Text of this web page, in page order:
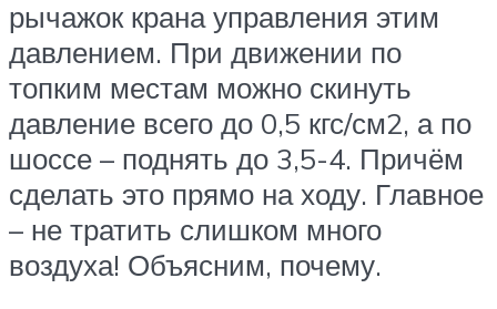
рычажок крана управления этим
давлением. При движении по
топким местам можно скинуть
давление всего до 0,5 кгс/см2, а по
шоссе – поднять до 3,5-4. Причём
сделать это прямо на ходу. Главное
– не тратить слишком много
воздуха! Объясним, почему.